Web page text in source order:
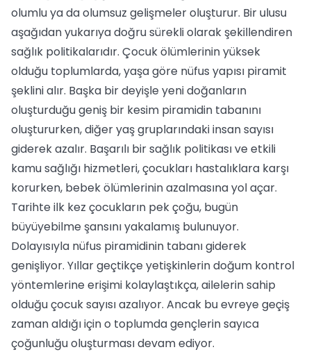
olumlu ya da olumsuz gelişmeler oluşturur. Bir ulusu
aşağıdan yukarıya doğru sürekli olarak şekillendiren
sağlık politikalarıdır. Çocuk ölümlerinin yüksek
olduğu toplumlarda, yaşa göre nüfus yapısı piramit
şeklini alır. Başka bir deyişle yeni doğanların
oluşturduğu geniş bir kesim piramidin tabanını
oluştururken, diğer yaş gruplarındaki insan sayısı
giderek azalır. Başarılı bir sağlık politikası ve etkili
kamu sağlığı hizmetleri, çocukları hastalıklara karşı
korurken, bebek ölümlerinin azalmasına yol açar.
Tarihte ilk kez çocukların pek çoğu, bugün
büyüyebilme şansını yakalamış bulunuyor.
Dolayısıyla nüfus piramidinin tabanı giderek
genişliyor. Yıllar geçtikçe yetişkinlerin doğum kontrol
yöntemlerine erişimi kolaylaştıkça, ailelerin sahip
olduğu çocuk sayısı azalıyor. Ancak bu evreye geçiş
zaman aldığı için o toplumda gençlerin sayıca
çoğunluğu oluşturması devam ediyor.